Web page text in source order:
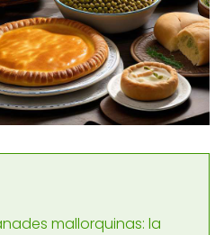
mallorquinas: la